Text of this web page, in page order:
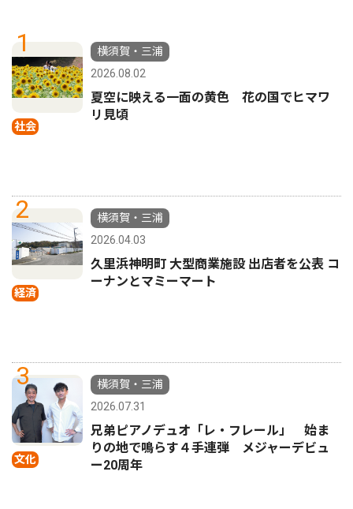
1
社会
横須賀・三浦
2026.08.02
夏空に映える一面の黄色 花の国でヒマワ
リ見頃
2
経済
横須賀・三浦
2026.04.03
久里浜神明町 大型商業施設 出店者を公表 コ
ーナンとマミーマート
3
文化
横須賀・三浦
2026.07.31
兄弟ピアノデュオ「レ・フレール」 始ま
りの地で鳴らす４手連弾 メジャーデビュ
ー20周年